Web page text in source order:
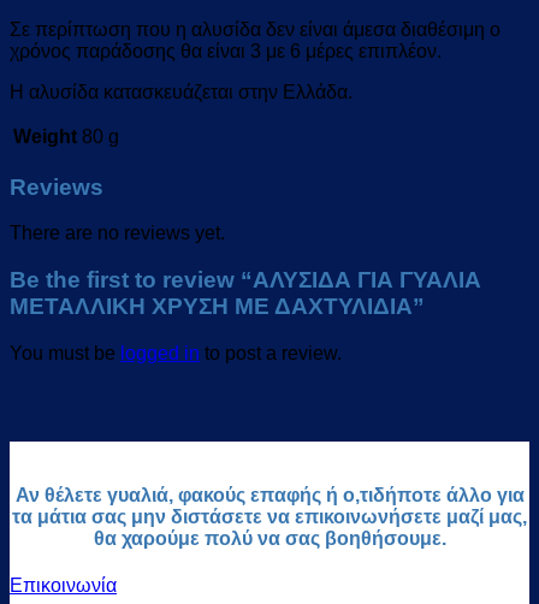
Σε περίπτωση που η αλυσίδα δεν είναι άμεσα διαθέσιμη ο
χρόνος παράδοσης θα είναι 3 με 6 μέρες επιπλέον.
Η αλυσίδα κατασκευάζεται στην Ελλάδα.
Weight 80 g
Reviews
There are no reviews yet.
Be the first to review “ΑΛΥΣΙΔΑ ΓΙΑ ΓΥΑΛΙΑ
ΜΕΤΑΛΛΙΚΗ ΧΡΥΣΗ ΜΕ ΔΑΧΤΥΛΙΔΙΑ”
You must be logged in to post a review.
Αν θέλετε γυαλιά, φακούς επαφής ή ο,τιδήποτε άλλο για
τα μάτια σας μην διστάσετε να επικοινωνήσετε μαζί μας,
θα χαρούμε πολύ να σας βοηθήσουμε.
Επικοινωνία